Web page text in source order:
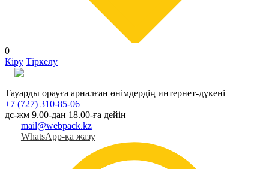
0
Кіру Тіркелу
Тауарды орауға арналған өнімдердің интернет-дүкені
+7 (727) 310-85-06
дс-жм 9.00-дан 18.00-ға дейін
mail@webpack.kz
WhatsApp-қа жазу